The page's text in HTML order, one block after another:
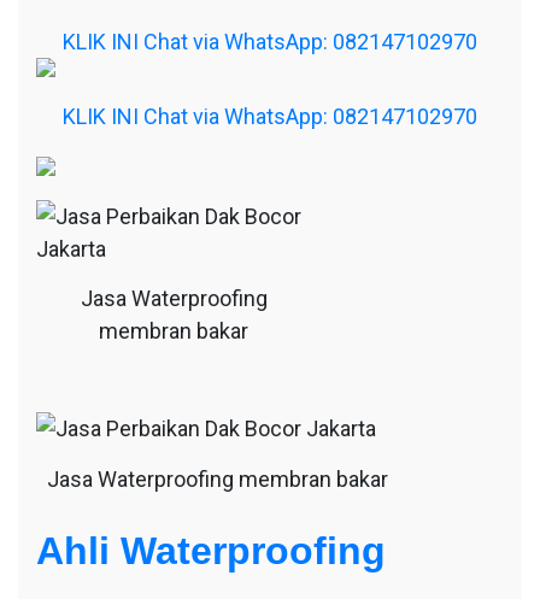
KLIK INI Chat via WhatsApp: 082147102970
KLIK INI Chat via WhatsApp: 082147102970
Jasa Waterproofing
membran bakar
Jasa Waterproofing membran bakar
Ahli Waterproofing